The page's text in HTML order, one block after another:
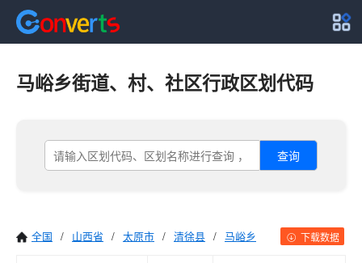
马峪乡街道、村、社区行政区划代码
查询
全国 / 山西省 / 太原市 / 清徐县 / 马峪乡 下载数据